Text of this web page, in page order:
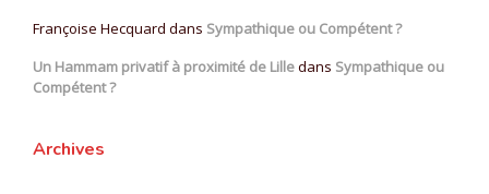
Françoise Hecquard dans Sympathique ou Compétent ?
Un Hammam privatif à proximité de Lilledans Sympathique ou
Compétent ?
Archives